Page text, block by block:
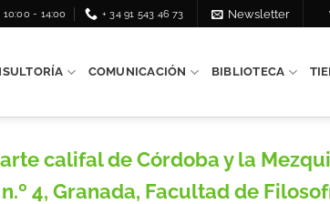
10:00 - 14:00 + 34 91 543 46 73 Newsletter
COMUNICACIÓN BIBLIOTECA
califal de Córdoba y la
4, Granada, Facultad de